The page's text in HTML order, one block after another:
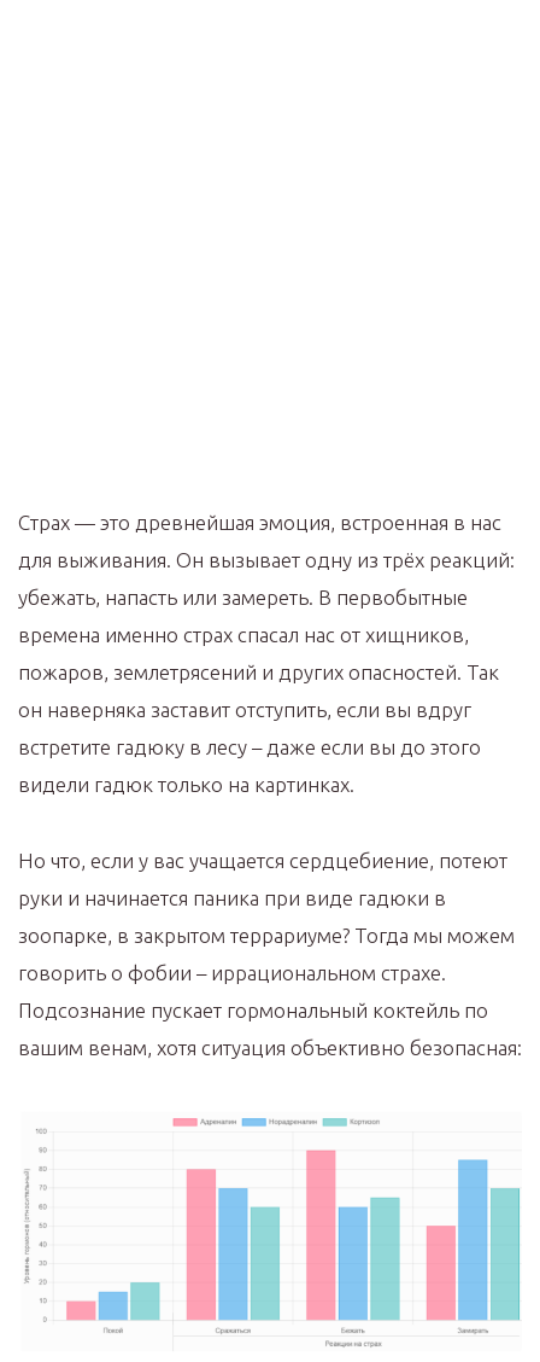
Страх — это древнейшая эмоция, встроенная в нас
для выживания. Он вызывает одну из трёх реакций:
убежать, напасть или замереть. В первобытные
времена именно страх спасал нас от хищников,
пожаров, землетрясений и других опасностей. Так
он наверняка заставит отступить, если вы вдруг
встретите гадюку в лесу – даже если вы до этого
видели гадюк только на картинках.
Но что, если у вас учащается сердцебиение, потеют
руки и начинается паника при виде гадюки в
зоопарке, в закрытом террариуме? Тогда мы можем
говорить о фобии – иррациональном страхе.
Подсознание пускает гормональный коктейль по
вашим венам, хотя ситуация объективно безопасная: